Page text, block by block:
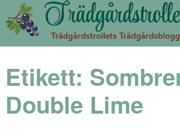
Etikett:
Double Lime